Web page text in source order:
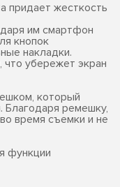
придает жесткость
им смартфон
кнопок
накладки.
что убережет экран
который
Благодаря ремешку,
время съемки и не
функции